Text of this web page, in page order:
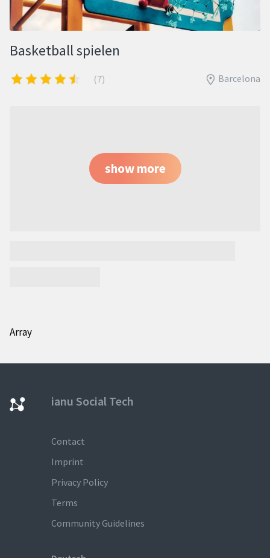
Basketball spielen
(7) Barcelona
show more
Array
ianu Social Tech
Contact
Imprint
Privacy Policy
Terms
Community Guidelines